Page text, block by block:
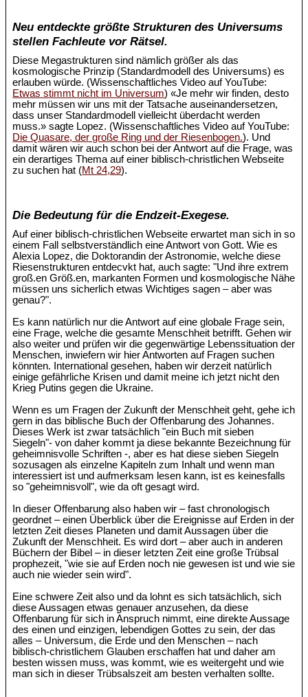
Neu entdeckte größte Strukturen des Universums
stellen Fachleute vor Rätsel.
Diese Megastrukturen sind nämlich größer als das
kosmologische Prinzip (Standardmodell des Universums) es
erlauben würde. (Wissenschaftliches Video auf YouTube:
Etwas stimmt nicht im Universum) «Je mehr wir finden, desto
mehr müssen wir uns mit der Tatsache auseinandersetzen,
dass unser Standardmodell vielleicht überdacht werden
muss.» sagte Lopez. (Wissenschaftliches Video auf YouTube:
Die Quasare, der große Ring und der Riesenbogen.). Und
damit wären wir auch schon bei der Antwort auf die Frage, was
ein derartiges Thema auf einer biblisch-christlichen Webseite
zu suchen hat (Mt 24,29).
Die Bedeutung für die Endzeit-Exegese.
Auf einer biblisch-christlichen Webseite erwartet man sich in so
einem Fall selbstverständlich eine Antwort von Gott. Wie es
Alexia Lopez, die Doktorandin der Astronomie, welche diese
Riesenstrukturen entdecvkt hat, auch sagte: "Und ihre extrem
groß.en Größ.en, markanten Formen und kosmologische Nähe
müssen uns sicherlich etwas Wichtiges sagen – aber was
genau?".
Es kann natürlich nur die Antwort auf eine globale Frage sein,
eine Frage, welche die gesamte Menschheit betrifft. Gehen wir
also weiter und prüfen wir die gegenwärtige Lebenssituation der
Menschen, inwiefern wir hier Antworten auf Fragen suchen
könnten. International gesehen, haben wir derzeit natürlich
einige gefährliche Krisen und damit meine ich jetzt nicht den
Krieg Putins gegen die Ukraine.
Wenn es um Fragen der Zukunft der Menschheit geht, gehe ich
gern in das biblische Buch der Offenbarung des Johannes.
Dieses Werk ist zwar tatsächlich "ein Buch mit sieben
Siegeln"- von daher kommt ja diese bekannte Bezeichnung für
geheimnisvolle Schriften -, aber es hat diese sieben Siegeln
sozusagen als einzelne Kapiteln zum Inhalt und wenn man
interessiert ist und aufmerksam lesen kann, ist es keinesfalls
so "geheimnisvoll", wie da oft gesagt wird.
In dieser Offenbarung also haben wir – fast chronologisch
geordnet – einen Überblick über die Ereignisse auf Erden in der
letzten Zeit dieses Planeten und damit Aussagen über die
Zukunft der Menschheit. Es wird dort – aber auch in anderen
Büchern der Bibel – in dieser letzten Zeit eine große Trübsal
prophezeit, "wie sie auf Erden noch nie gewesen ist und wie sie
auch nie wieder sein wird".
Eine schwere Zeit also und da lohnt es sich tatsächlich, sich
diese Aussagen etwas genauer anzusehen, da diese
Offenbarung für sich in Anspruch nimmt, eine direkte Aussage
des einen und einzigen, lebendigen Gottes zu sein, der das
alles – Universum, die Erde und den Menschen – nach
biblisch-christlichem Glauben erschaffen hat und daher am
besten wissen muss, was kommt, wie es weitergeht und wie
man sich in dieser Trübsalszeit am besten verhalten sollte.